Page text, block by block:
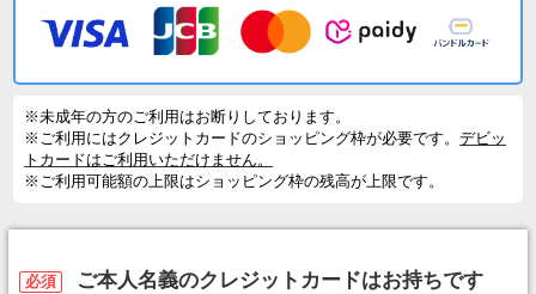
※未成年の方のご利用はお断りしております。
※ご利用にはクレジットカードのショッピング枠が必要です。デビッ
トカードはご利用いただけません。
※ご利用可能額の上限はショッピング枠の残高が上限です。
必須
ご本人名義のクレジットカードはお持ちです